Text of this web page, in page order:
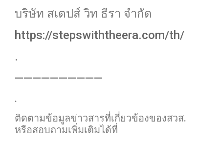
บริษัท สเตปส์ วิท ธีรา จำกัด
https://stepswiththeera.com/th/
.
——————————
.
ติดตามข้อมูลข่าวสารที่เกี่ยวข้องของสวส.
หรือสอบถามเพิ่มเติมได้ที่